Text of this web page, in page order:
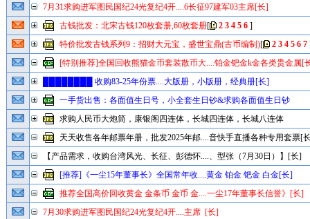
7月31求购进军图民国纪24光复纪4开....6长征97建军03主席[长]
古钱批发：北宋古钱120枚套册,60枚套册[ 2 3 4 5 6]
特价批发古钱系列9：招财大元宝，盛世宝鼎(古币编制)[ 2 3 4 5 6 7
[特别推荐]全国回收熊猫金币套装散币大....铂金钯金k金各类贵金属[
████████ 收购83-25年份票....大版册，小版册，经典册[长]
一手货出售：各面值生日号，小全套生日钞&求购各面值生日钞
求购人民币大炮筒，康银阁四连体，长城四连体，长城八连体
天天收售各年邮票年册，批发2025年邮....音快手直播各种专用套票[
【产品需求，收购台湾风光、长征、彭德怀....、型张（7月30日）】[长]
[推荐]《一尘15年董事长》全国常年收....黄金 铂金 钯金 白金[长]
推荐全国高价回收黄金 金条币 金币 金....一尘17年董事长信誉》[长]
7月30求购进军图民国纪24光复纪4开....主席 [长]